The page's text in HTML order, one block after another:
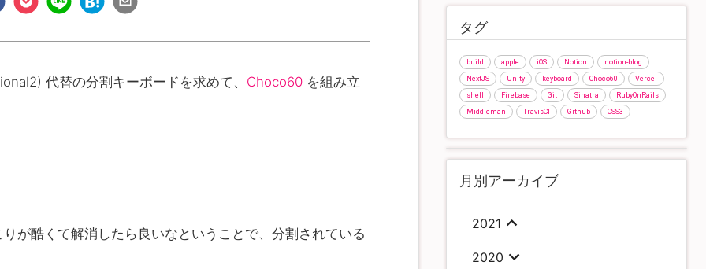
代替の分割キーボードを求めて、 Choco60 を組み立
が酷くて解消したら良いなということで、分割されている
タグ
build apple iOS Notion notion-blog
NextJS Unity keyboard Choco60 Vercel
shell Firebase Git Sinatra RubyOnRails
Middleman TravisCI Github CSS3
月別アーカイブ
2021
2020